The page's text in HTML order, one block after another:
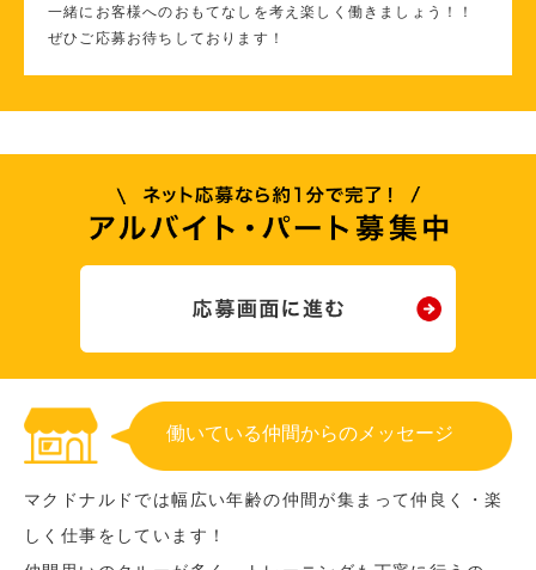
一緒にお客様へのおもてなしを考え楽しく働きましょう！！
ぜひご応募お待ちしております！
働いている仲間からのメッセージ
マクドナルドでは幅広い年齢の仲間が集まって仲良く・楽
しく仕事をしています！